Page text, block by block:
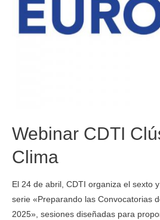
Webinar CDTI
Clima
El 24 de abril, CDTI organiza el sexto
serie «Preparando las Convocatorias
2025», sesiones diseñadas para